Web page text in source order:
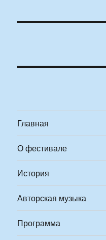
Главная
О фестивале
История
Авторская музыка
Программа